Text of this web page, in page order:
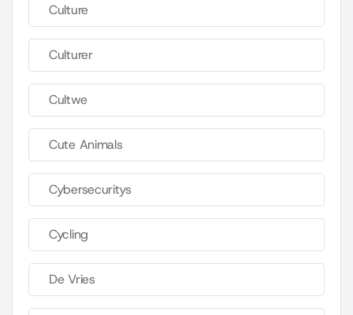
Culture
Culturer
Cultwe
Cute Animals
Cybersecuritys
Cycling
De Vries